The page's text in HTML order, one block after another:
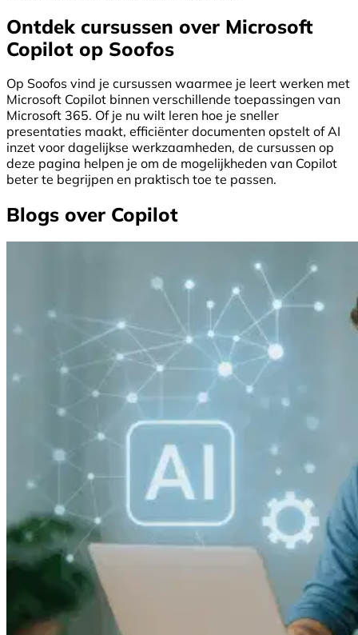
Ontdek cursussen over Microsoft
Copilot op Soofos
Op Soofos vind je cursussen waarmee je leert werken met
Microsoft Copilot binnen verschillende toepassingen van
Microsoft 365. Of je nu wilt leren hoe je sneller
presentaties maakt, efficiënter documenten opstelt of AI
inzet voor dagelijkse werkzaamheden, de cursussen op
deze pagina helpen je om de mogelijkheden van Copilot
beter te begrijpen en praktisch toe te passen.
Blogs over Copilot